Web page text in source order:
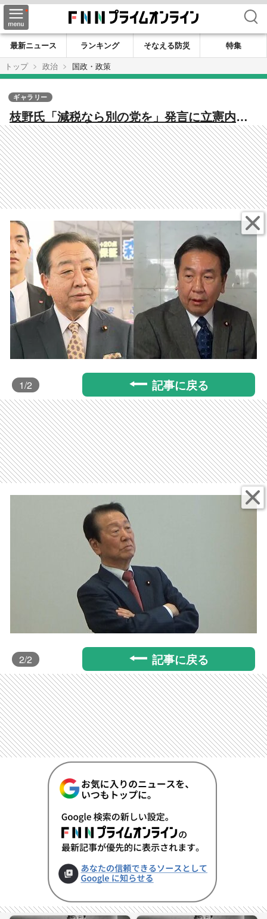
検索
最新ニュース ランキング そなえる防災
特集
トップ
政治 国政・政策
枝野氏「減税なら別の党を」発言に立憲内で
批判相次ぐ 江田氏らは「食料品の消費税ゼ
ロ」提言 野田代表は亀裂の党内をまとめら
れるか
ギャラリー
1/2 記事に戻る
2/2 記事に戻る